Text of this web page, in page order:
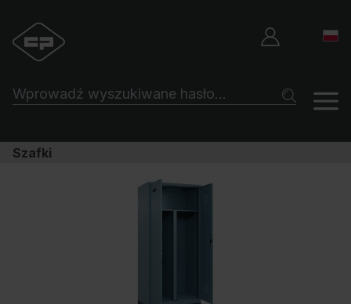
Szafki